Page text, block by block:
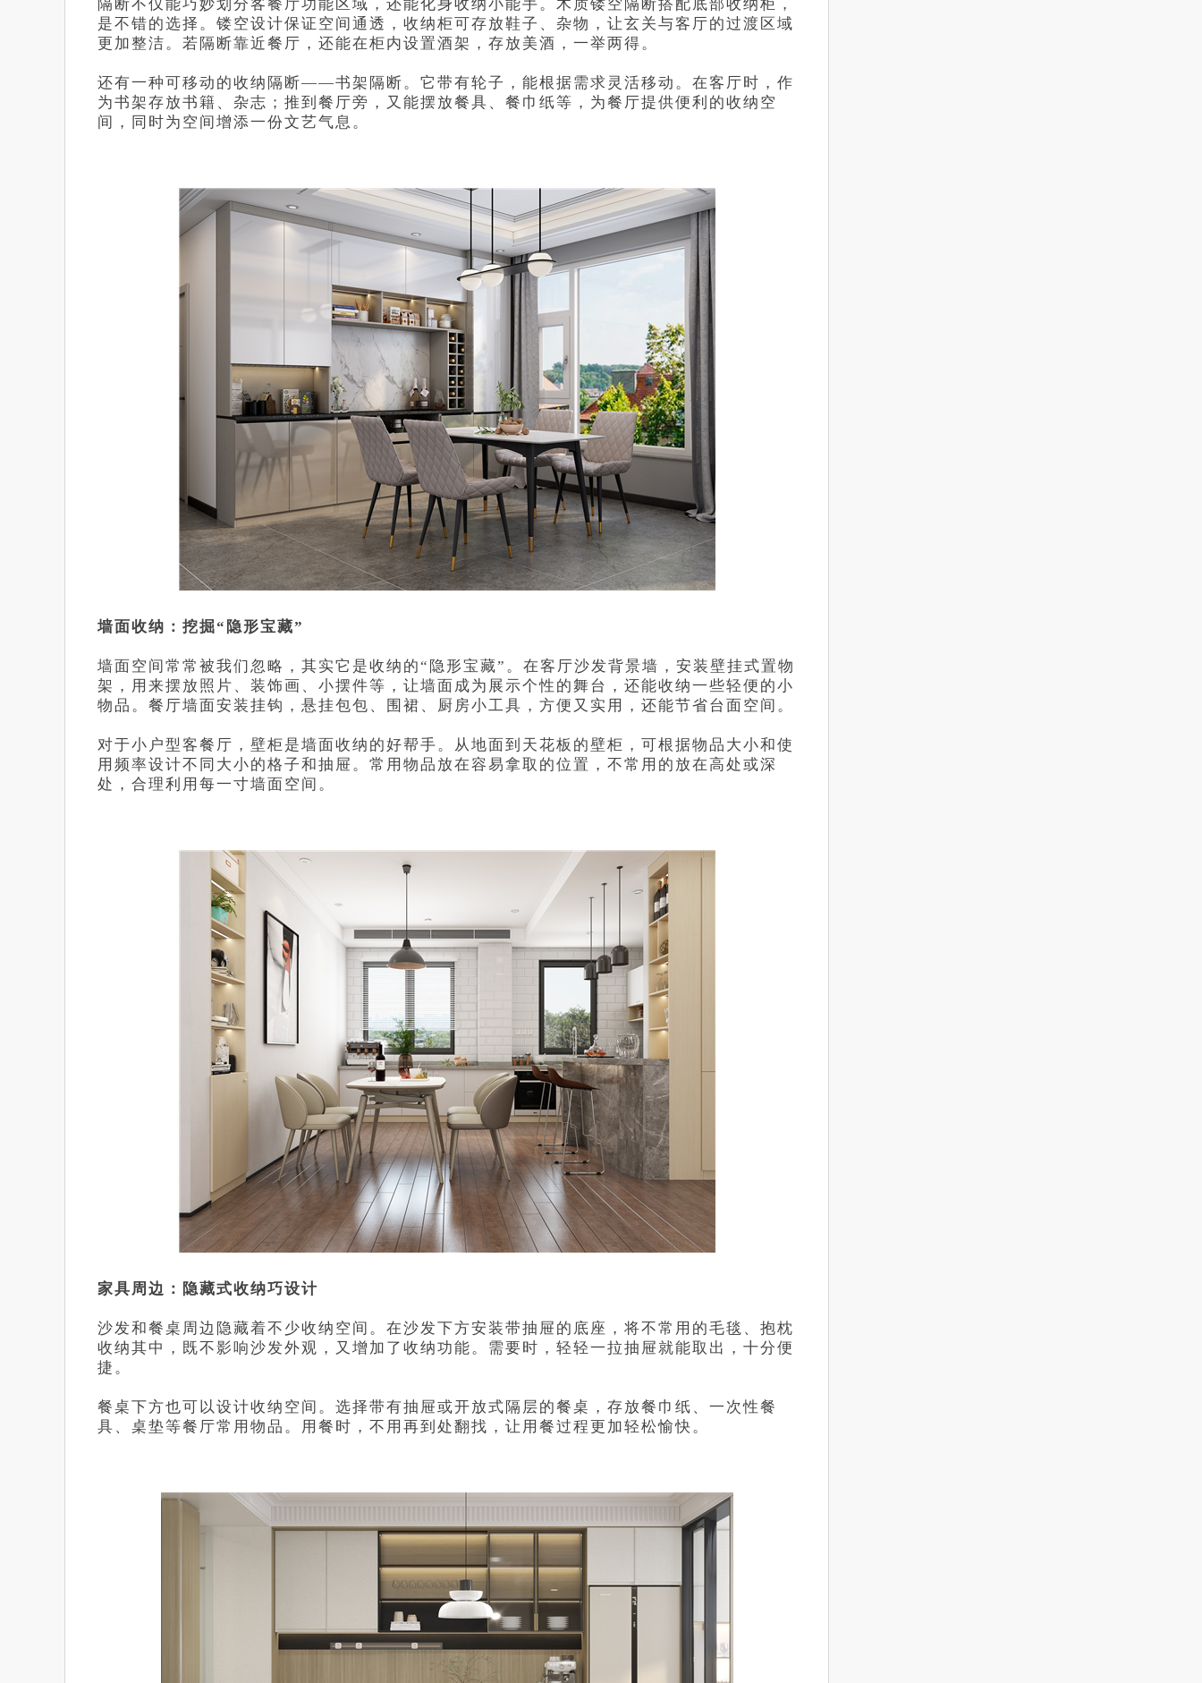
隔断不仅能巧妙划分客餐厅功能区域，还能化身收纳小能手。木质镂空隔断搭配底部收纳柜，
是不错的选择。镂空设计保证空间通透，收纳柜可存放鞋子、杂物，让玄关与客厅的过渡区域
更加整洁。若隔断靠近餐厅，还能在柜内设置酒架，存放美酒，一举两得。
还有一种可移动的收纳隔断——书架隔断。它带有轮子，能根据需求灵活移动。在客厅时，作
为书架存放书籍、杂志；推到餐厅旁，又能摆放餐具、餐巾纸等，为餐厅提供便利的收纳空
间，同时为空间增添一份文艺气息。
墙面收纳：挖掘“隐形宝藏”
墙面空间常常被我们忽略，其实它是收纳的“隐形宝藏”。在客厅沙发背景墙，安装壁挂式置物
架，用来摆放照片、装饰画、小摆件等，让墙面成为展示个性的舞台，还能收纳一些轻便的小
物品。餐厅墙面安装挂钩，悬挂包包、围裙、厨房小工具，方便又实用，还能节省台面空间。
对于小户型客餐厅，壁柜是墙面收纳的好帮手。从地面到天花板的壁柜，可根据物品大小和使
用频率设计不同大小的格子和抽屉。常用物品放在容易拿取的位置，不常用的放在高处或深
处，合理利用每一寸墙面空间。
家具周边：隐藏式收纳巧设计
沙发和餐桌周边隐藏着不少收纳空间。在沙发下方安装带抽屉的底座，将不常用的毛毯、抱枕
收纳其中，既不影响沙发外观，又增加了收纳功能。需要时，轻轻一拉抽屉就能取出，十分便
捷。
餐桌下方也可以设计收纳空间。选择带有抽屉或开放式隔层的餐桌，存放餐巾纸、一次性餐
具、桌垫等餐厅常用物品。用餐时，不用再到处翻找，让用餐过程更加轻松愉快。